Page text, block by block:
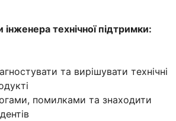
інженера технічної підтримки:
та вирішувати технічні
помилками та знаходити